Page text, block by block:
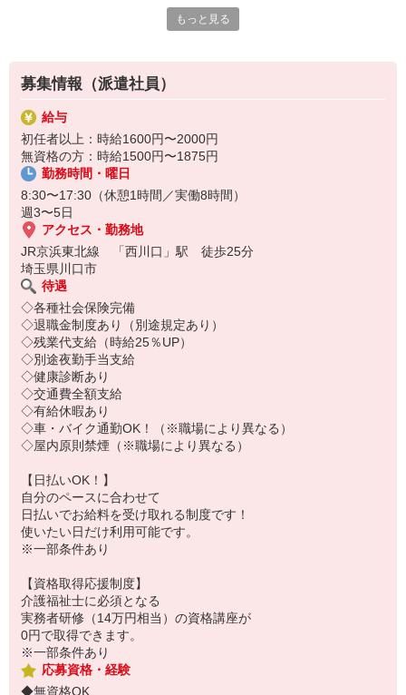
その想いを大切にできる職場です。
もっと見る
募集情報（派遣社員）
給与
初任者以上：時給1600円〜2000円
無資格の方：時給1500円〜1875円
勤務時間・曜日
8:30〜17:30（休憩1時間／実働8時間）
週3〜5日
アクセス・勤務地
JR京浜東北線 「西川口」駅 徒歩25分
埼玉県川口市
待遇
◇各種社会保険完備
◇退職金制度あり（別途規定あり）
◇残業代支給（時給25％UP）
◇別途夜勤手当支給
◇健康診断あり
◇交通費全額支給
◇有給休暇あり
◇車・バイク通勤OK！（※職場により異なる）
◇屋内原則禁煙（※職場により異なる）
【日払いOK！】
自分のペースに合わせて
日払いでお給料を受け取れる制度です！
使いたい日だけ利用可能です。
※一部条件あり
【資格取得応援制度】
介護福祉士に必須となる
実務者研修（14万円相当）の資格講座が
0円で取得できます。
※一部条件あり
応募資格・経験
◆無資格OK